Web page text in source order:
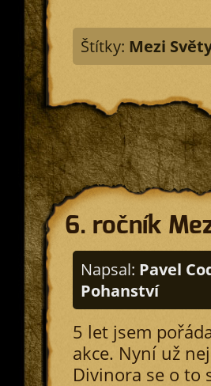
Štítky: Mezi
6. ročník
Napsal: Pavel
Pohanství
5 let jsem
akce. Nyní už
Divinora se o to